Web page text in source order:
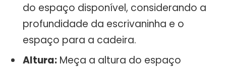
do espaço disponível, considerando a
profundidade da escrivaninha e o
espaço para a cadeira.
Altura: Meça a altura do espaço